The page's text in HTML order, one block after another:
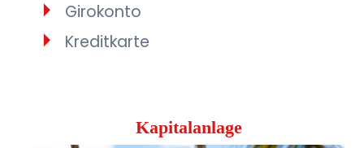
Girokonto
Kreditkarte
Kapitalanlage